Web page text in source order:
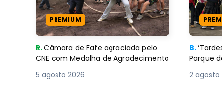
PREMIUM
R.Câmara de Fafe agraciada pelo
CNE com Medalha de Agradecimento
5 agosto 2026
B.
Parque
2 agosto